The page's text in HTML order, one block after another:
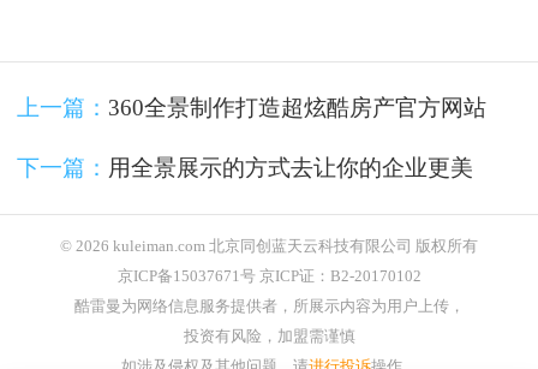
上一篇： 360全景制作打造超炫酷房产官方网站
下一篇： 用全景展示的方式去让你的企业更美
© 2026 kuleiman.com 北京同创蓝天云科技有限公司 版权所有
京ICP备15037671号 京ICP证：B2-20170102
酷雷曼为网络信息服务提供者，所展示内容为用户上传，
投资有风险，加盟需谨慎